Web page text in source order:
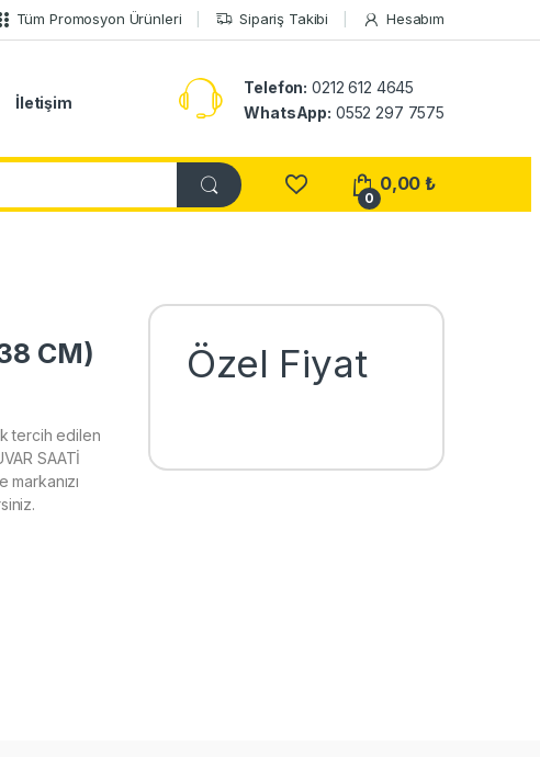
Tüm Promosyon Ürünleri Sipariş Takibi Hesabım
İletişim
Telefon: 0212 612 4645
WhatsApp: 0552 297 7575
0
0,00₺
CM)
tercih edilen
SAATİ
markanızı
Özel Fiyat